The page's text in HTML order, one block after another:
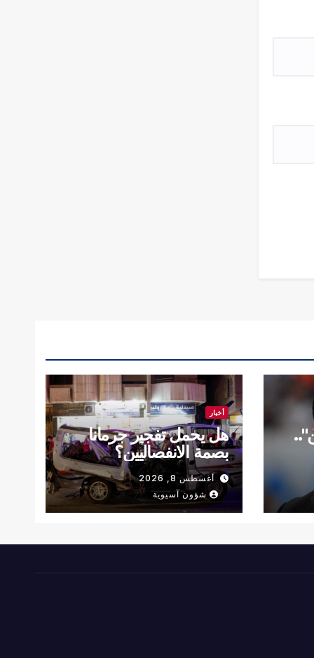
أخبار
هل يحمل تفجير جرمانا
بصمة الانفصاليين؟
أغسطس 8, 2026
شؤون آسيوية